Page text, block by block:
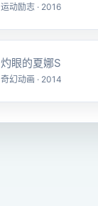
运动励志 · 2016
灼眼的夏娜S
奇幻动画 · 2014